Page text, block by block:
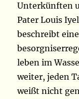
Unterkünften
Pater Louis
beschreibt
leben im
weiter, jeden
weißt nicht